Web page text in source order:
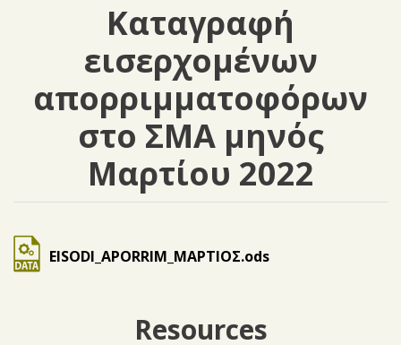
Καταγραφή
εισερχομένων
απορριμματοφόρων
στο ΣΜΑ μηνός
Μαρτίου 2022
EISODI_APORRIM_ΜΑΡΤΙΟΣ.ods
Resources